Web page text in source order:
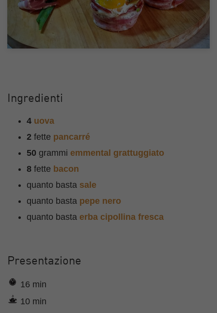
Ingredienti
4 uova
2 fette pancarré
50 grammi emmental grattuggiato
8 fette bacon
quanto basta sale
quanto basta pepe nero
quanto basta erba cipollina fresca
Presentazione
16 min
10 min